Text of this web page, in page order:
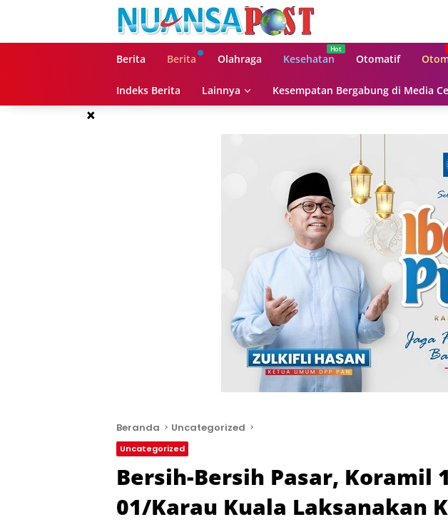
Berita Berita Olahraga Kesehatan Otomatif
Indeks Berita Lainnya Kesempatan Bergabung di Media
×
Beranda Uncategorized
Uncategorized
Bersih-Bersih Pasar, Koramil
01/Karau Kuala Laksanakan